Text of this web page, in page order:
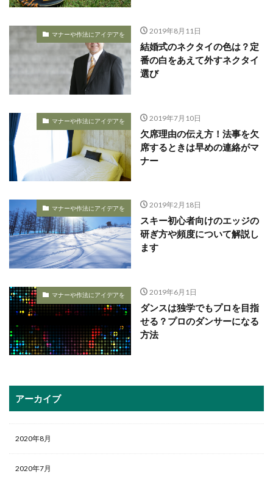
マナーや作法にアイデアを 2019年8月11日
結婚式のネクタイの色は？定
番の白をあえて外すネクタイ
選び
マナーや作法にアイデアを 2019年7月10日
欠席理由の伝え方！法事を欠
席するときは早めの連絡がマ
ナー
マナーや作法にアイデアを 2019年2月18日
スキー初心者向けのエッジの
研ぎ方や頻度について解説し
ます
マナーや作法にアイデアを 2019年6月1日
ダンスは独学でもプロを目指
せる？プロのダンサーになる
方法
アーカイブ
2020年8月
2020年7月